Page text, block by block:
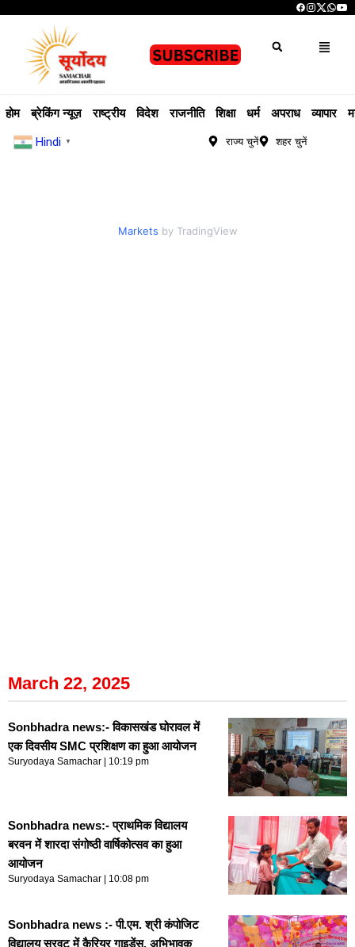
होम ब्रेकिंग न्यूज़ राष्ट्रीय विदेश राजनीति शिक्षा धर्म अपराध व्यापार
Hindi ▼ राज्य चुनें शहर चुनें
Markets by TradingView
March 22, 2025
Sonbhadra news:- विकासखंड घोरावल में
एक दिवसीय SMC प्रशिक्षण का हुआ आयोजन
Suryodaya Samachar 10:19 pm
Sonbhadra news:- प्राथमिक विद्यालय
बरवन में शारदा संगोष्ठी वार्षिकोत्सव का हुआ
आयोजन
Suryodaya Samachar 10:08 pm
Sonbhadra news :- पी.एम. श्री कंपोजिट
विद्यालय सरवट में कैरियर गाइडेंस, अभिभावक